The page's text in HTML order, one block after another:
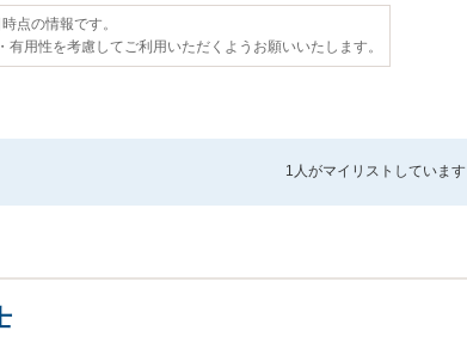
点の情報です。
有用性を考慮してご利用いただくようお願いいたします。
1人がマイリストしています